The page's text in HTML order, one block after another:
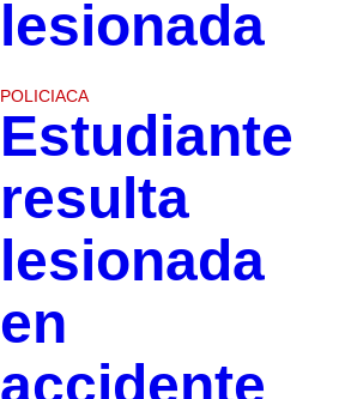
lesionada
POLICIACA
Estudiante
resulta
lesionada
en
accidente